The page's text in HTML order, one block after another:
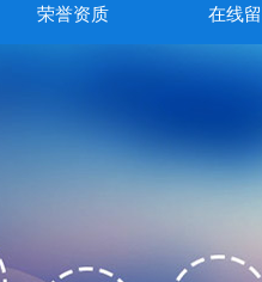
荣誉资质 在线